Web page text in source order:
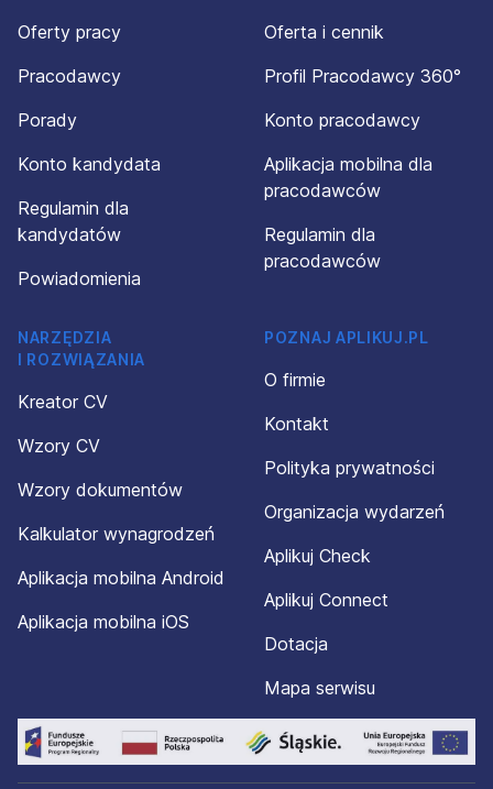
Oferty pracy
Pracodawcy
Porady
Konto kandydata
Regulamin dla
kandydatów
Powiadomienia
Oferta i cennik
Profil Pracodawcy 360°
Konto pracodawcy
Aplikacja mobilna dla
pracodawców
Regulamin dla
pracodawców
NARZĘDZIA
I ROZWIĄZANIA
Kreator CV
Wzory CV
Wzory dokumentów
Kalkulator wynagrodzeń
Aplikacja mobilna Android
Aplikacja mobilna iOS
POZNAJ APLIKUJ.PL
O firmie
Kontakt
Polityka prywatności
Organizacja wydarzeń
Aplikuj Check
Aplikuj Connect
Dotacja
Mapa serwisu